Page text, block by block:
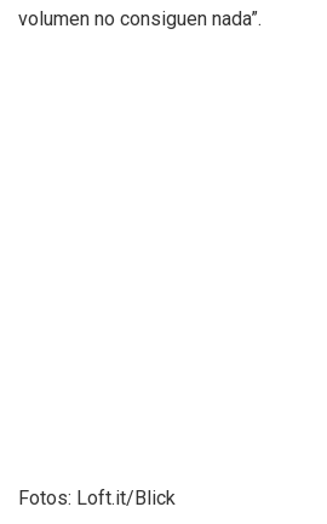
volumen no consiguen nada”.
Fotos: Loft.it/Blick